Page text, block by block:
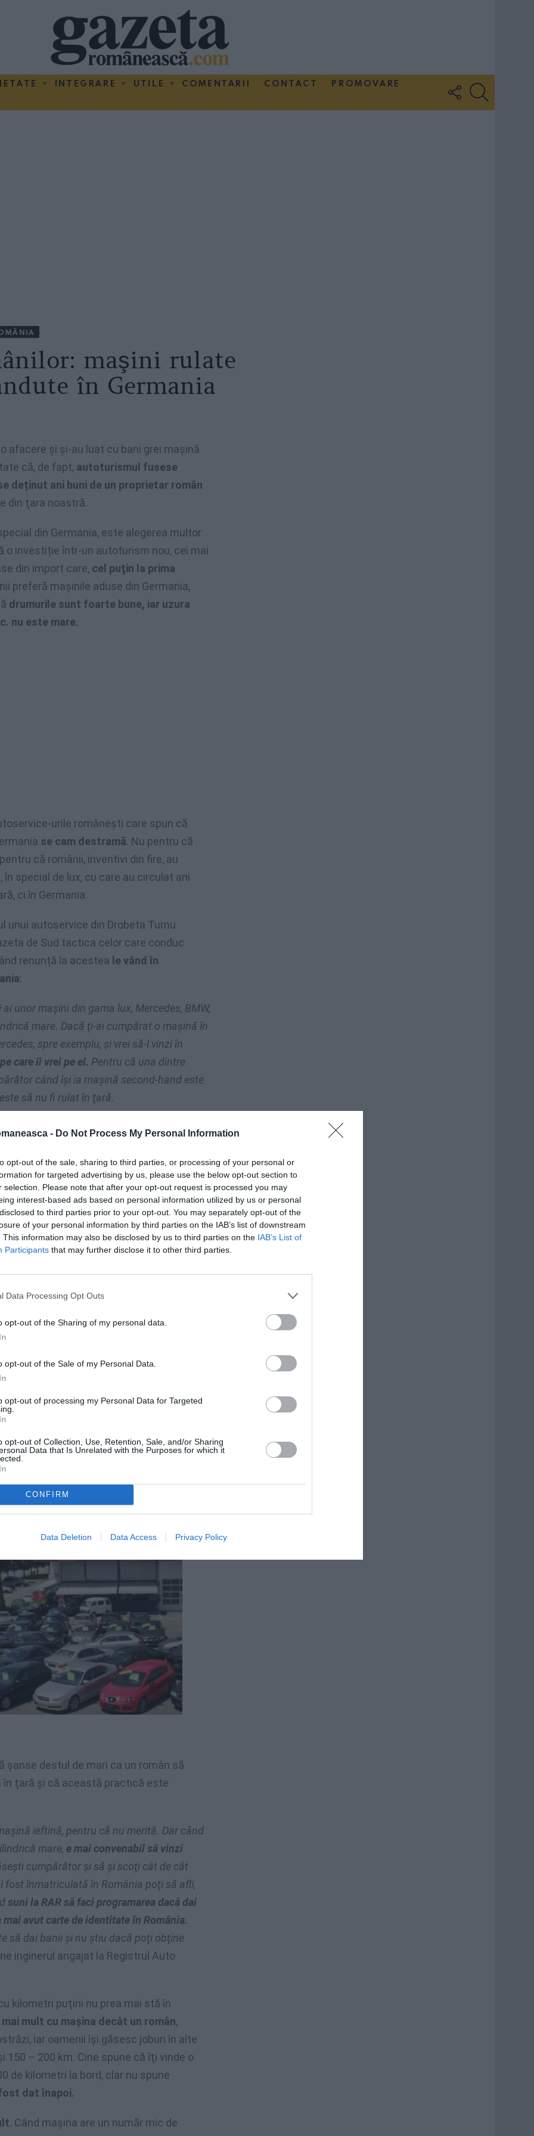
- Do Not Process My Personal Information
opt-out of the sale, sharing to third parties, or processing of your personal or
for targeted advertising by us, please use the below opt-out section to
selection. Please note that after your opt-out request is processed you may
interest-based ads based on personal information utilized by us or personal
to third parties prior to your opt-out. You may separately opt-out of the
of your personal information by third parties on the IAB’s list of downstream
This information may also be disclosed by us to third parties on the IAB’s List of
Participants that may further disclose it to other third parties.
Data Processing Opt Outs
opt-out of the Sharing of my personal data.
opt-out of the Sale of my Personal Data.
opt-out of processing my Personal Data for Targeted
opt-out of Collection, Use, Retention, Sale, and/or Sharing
Data that Is Unrelated with the Purposes for which it
CONFIRM
Data Deletion Data Access Privacy Policy
INTEGRARE UTILE COMENTARII CONTACT
PROMOVARE
FOLLOW
US
maşini rulate
în Germania
afacere și și-au luat cu bani grei mașină
că, de fapt, autoturismul fusese
deținut ani buni de un proprietar român
din ţara noastră.
din Germania, este alegerea multor
o investiție într-un autoturism nou, cei mai
din import care, cel puţin la prima
preferă mașinile aduse din Germania,
drumurile sunt foarte bune, iar uzura
nu este mare.
urile românești care spun că
se cam destramă. Nu pentru că
că românii, inventivi din fire, au
special de lux, cu care au circulat ani
ci în Germania.
unui autoservice din Drobeta Turnu
de Sud tactica celor care conduc
renunță la acestea le vând în
:
unor maşini din gama lux, Mercedes, BMW,
mare. Dacă ţi-ai cumpărat o maşină în
spre exemplu, şi vrei să-l vinzi în
care îi vrei pe el. Pentru că una dintre
când îşi ia maşină second-hand este
să nu fi rulat în ţară.
maşina aici, ci o duce în Germania,
foarte bine pe proprietarii marilor
târg sunt în general patronii turci. Aceştia
vânzare, ca el să arate impecabil, şiîi
unei persoane cu cetăţenie şi
maşina primeşte şi documente noi,
eventual cumpărător să nu poată bănui din
dacă verifică datele legate de cartea de
sau la bulgari sunt destul de mari,
cei mai importanţi achizitori de
Tu îţi doreşti o maşină din afară,
ajungi într-un showroom din Germania şi ţi
e rulată ani buni în România, ci ţi se
de soţia sau mama unui patron neamț,
până în 150.000 – 160.000. O cumperi
fără să bănuiești vreo clipă că ea
noastră.
şanse destul de mari ca un român să
în ţară şi că această practică este
ieftină, pentru că nu merită. Dar când
mare, e mai convenabil să vinzi
cumpărător şi să şi scoţi cât de cât
fost înmatriculată în România poţi să afli,
suni la RAR să faci programarea dacă dai
avut carte de identitate în România.
să dai banii şi nu ştiu dacă poţi obţine
inginerul angajat la Registrul Auto
kilometri puţini nu prea mai stă în
mult cu maşina decât un român,
iar oamenii îşi găsesc joburi în alte
150 – 200 km. Cine spune că îţi vinde o
de kilometri la bord, clar nu spune
dat înapoi.
. Când maşina are un număr mic de